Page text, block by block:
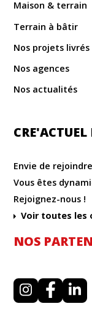
Maison & terrain
Terrain à bâtir
Nos projets livrés
Nos agences
Nos actualités
CRE'ACTUEL
Envie de
Vous êtes
Rejoignez-nous !
Voir toutes les
NOS
I
n
F
a
L
i